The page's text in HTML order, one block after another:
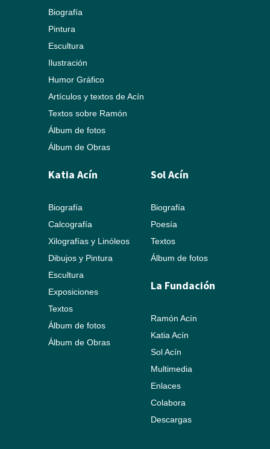
Biografía
Pintura
Escultura
Ilustración
Humor Gráfico
Artículos y textos de Acín
Textos sobre Ramón
Álbum de fotos
Álbum de Obras
Katia Acín
Biografía
Calcografía
Xilografías y Linóleos
Dibujos y Pintura
Escultura
Exposiciones
Textos
Álbum de fotos
Álbum de Obras
Sol Acín
Biografía
Poesía
Textos
Álbum de fotos
La Fundación
Ramón Acín
Katia Acín
Sol Acín
Multimedia
Enlaces
Colabora
Descargas